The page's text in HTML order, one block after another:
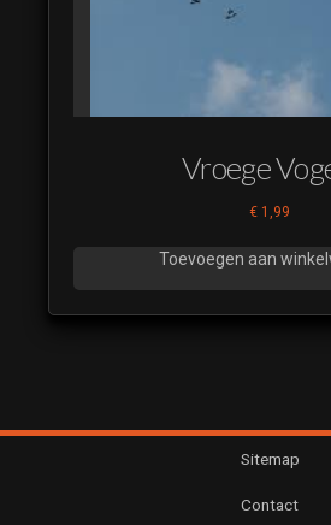
Vroege
€ 1,99
Toevoegen aan
Sitemap
Contact